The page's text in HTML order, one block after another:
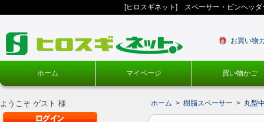
[ヒロスギネット] スペーサー・ピンヘッ
お買い物
ホーム マイページ 買い物かご
ようこそ ゲスト 様 ホーム > 樹脂スペーサー > 丸型